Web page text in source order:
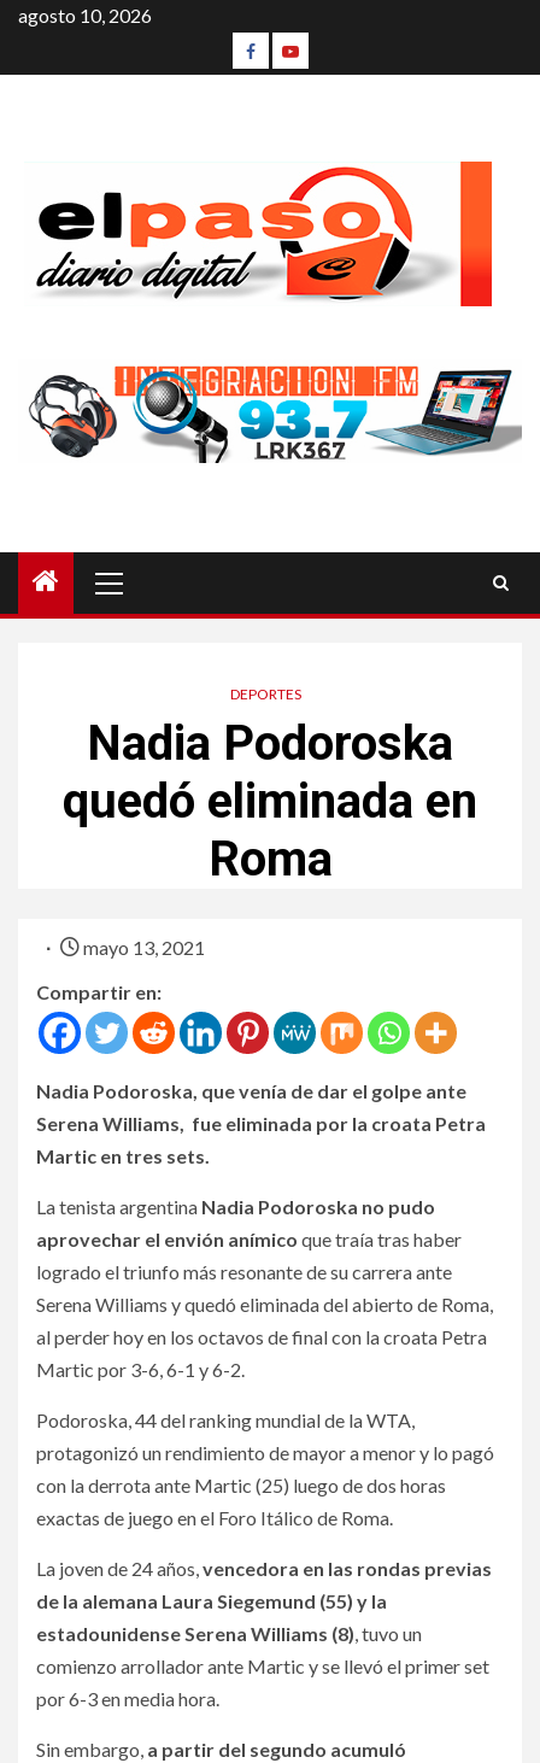
agosto 10, 2026
DEPORTES
Nadia Podoroska
quedó eliminada en
Roma
mayo 13, 2021
Compartir en:
Nadia Podoroska, que venía de dar el golpe ante
Serena Williams, fue eliminada por la croata Petra
Martic en tres sets.
La tenista argentina Nadia Podoroska no pudo
aprovechar el envión anímico que traía tras haber
logrado el triunfo más resonante de su carrera ante
Serena Williams y quedó eliminada del abierto de Roma,
al perder hoy en los octavos de final con la croata Petra
Martic por 3-6, 6-1 y 6-2.
Podoroska, 44 del ranking mundial de la WTA,
protagonizó un rendimiento de mayor a menor y lo pagó
con la derrota ante Martic (25) luego de dos horas
exactas de juego en el Foro Itálico de Roma.
La joven de 24 años,vencedora en las rondas previas
de la alemana Laura Siegemund (55) y la
estadounidense Serena Williams (8), tuvo un
comienzo arrollador ante Martic y se llevó el primer set
por 6-3 en media hora.
Sin embargo, a partir del segundo acumuló